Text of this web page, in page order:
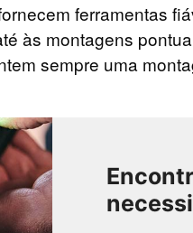
ferramentas
às montagens
sempre uma